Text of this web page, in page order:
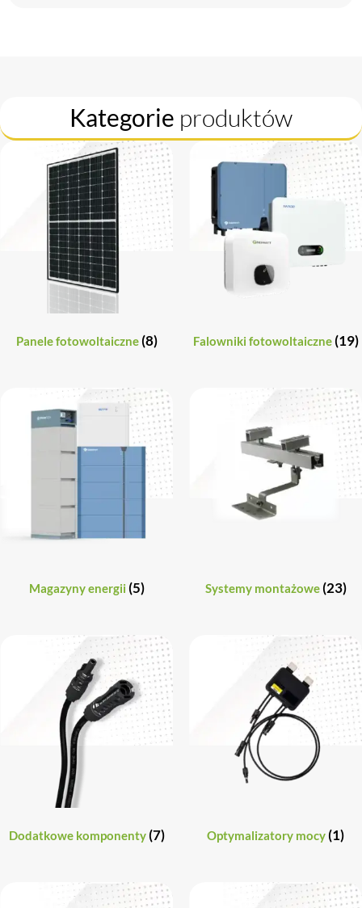
Kategorie produktów
Panele fotowoltaiczne (8) Falowniki fotowoltaiczne (19)
Magazyny energii (5) Systemy montażowe (23)
Dodatkowe komponenty (7) Optymalizatory mocy (1)